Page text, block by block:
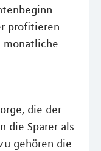
profitieren
monatliche
die der
die Sparer als
gehören die